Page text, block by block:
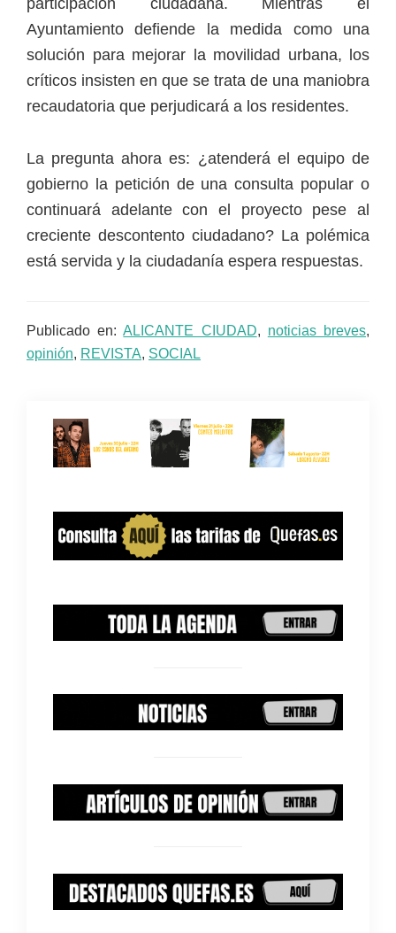
participación ciudadana. Mientras el
Ayuntamiento defiende la medida como una
solución para mejorar la movilidad urbana, los
críticos insisten en que se trata de una maniobra
recaudatoria que perjudicará a los residentes.
La pregunta ahora es: ¿atenderá el equipo de
gobierno la petición de una consulta popular o
continuará adelante con el proyecto pese al
creciente descontento ciudadano? La polémica
está servida y la ciudadanía espera respuestas.
Publicado en:ALICANTE CIUDAD, noticias breves,
opinión, REVISTA, SOCIAL